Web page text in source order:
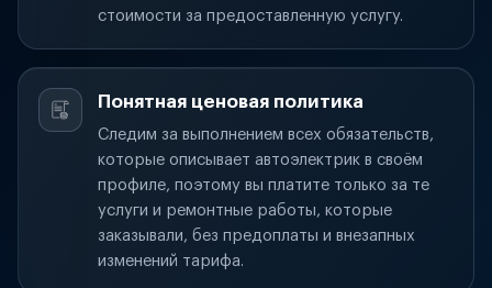
стоимости за предоставленную услугу.
Понятная ценовая политика
Следим за выполнением всех обязательств,
которые описывает автоэлектрик в своём
профиле, поэтому вы платите только за те
услуги и ремонтные работы, которые
заказывали, без предоплаты и внезапных
изменений тарифа.